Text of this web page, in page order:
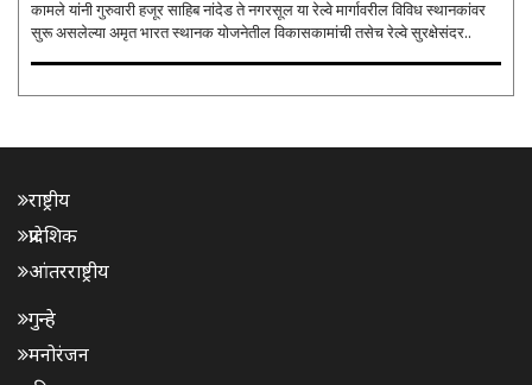
कामले यांनी गुरुवारी हजूर साहिब नांदेड ते नगरसूल या रेल्वे मार्गावरील विविध स्थानकांवर
सुरू असलेल्या अमृत भारत स्थानक योजनेतील विकासकामांची तसेच रेल्वे सुरक्षेसंदर..
राष्ट्रीय
प्रादेशिक
आंतरराष्ट्रीय
गुन्हे
मनोरंजन